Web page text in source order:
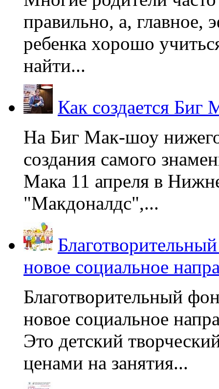
правильно, а, главное,
ребенка хорошо
найти...
Как создается Биг
На Биг Мак-шоу
создания самого
Мака 11 апреля в
"Макдоналдс",...
новое социальное
Благотворительный
новое социальное
Это детский
ценами на занятия...